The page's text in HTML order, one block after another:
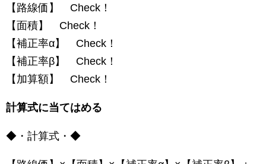
【路線価】 Check！
【面積】 Check！
【補正率α】 Check！
【補正率β】 Check！
【加算額】 Check！
計算式に当てはめる
◆・計算式・◆